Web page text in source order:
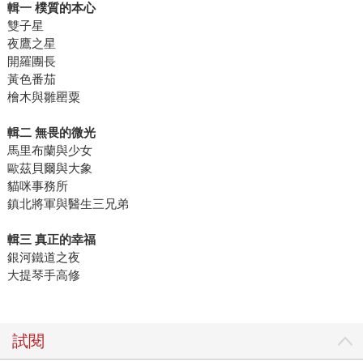
輯一 樸質的本心
雙子星
夜鷹之星
開羅團長
黃色番茄
檜木與雛罌粟
輯二 無畏的微光
馬里布蘭與少女
歐茲貝爾與大象
貓咪事務所
鎮北將軍與醫生三兄弟
輯三 真正的幸福
銀河鐵道之夜
大提琴手高修
試閱